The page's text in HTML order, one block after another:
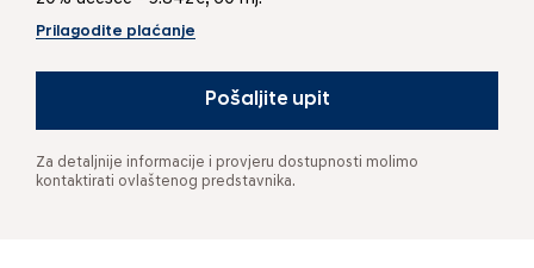
Prilagodite plaćanje
Pošaljite upit
Za detaljnije informacije i provjeru dostupnosti molimo
kontaktirati ovlaštenog predstavnika.